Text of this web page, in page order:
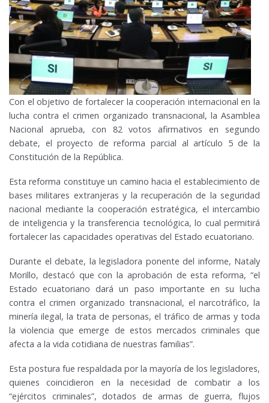
Con el objetivo de fortalecer la cooperación internacional en la
lucha contra el crimen organizado transnacional, la Asamblea
Nacional aprueba, con 82 votos afirmativos en segundo
debate, el proyecto de reforma parcial al artículo 5 de la
Constitución de la República.
Esta reforma constituye un camino hacia el establecimiento de
bases militares extranjeras y la recuperación de la seguridad
nacional mediante la cooperación estratégica, el intercambio
de inteligencia y la transferencia tecnológica, lo cual permitirá
fortalecer las capacidades operativas del Estado ecuatoriano.
Durante el debate, la legisladora ponente del informe, Nataly
Morillo, destacó que con la aprobación de esta reforma, “el
Estado ecuatoriano dará un paso importante en su lucha
contra el crimen organizado transnacional, el narcotráfico, la
minería ilegal, la trata de personas, el tráfico de armas y toda
la violencia que emerge de estos mercados criminales que
afecta a la vida cotidiana de nuestras familias”.
Esta postura fue respaldada por la mayoría de los legisladores,
quienes coincidieron en la necesidad de combatir a los
“ejércitos criminales”, dotados de armas de guerra, flujos